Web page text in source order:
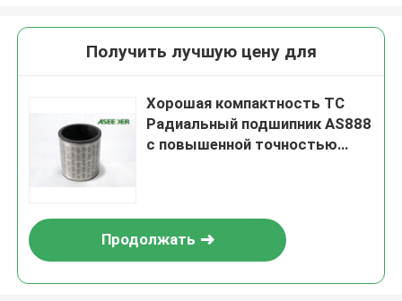
Получить лучшую цену для
Хорошая компактность TC
Радиальный подшипник AS888
с повышенной точностью
Продолжать